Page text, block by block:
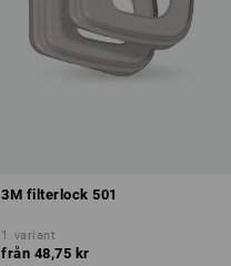
3M filterlock 501
1 variant
från 48,75 kr